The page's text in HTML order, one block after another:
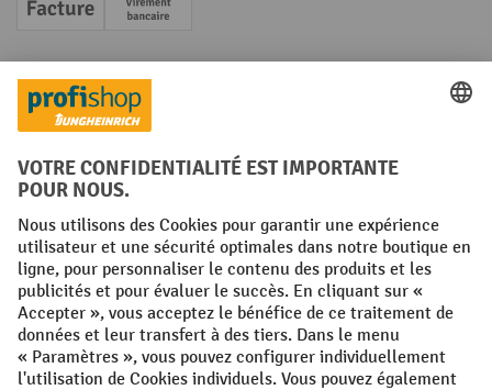
Facture Paiement anticipé
Réseaux sociaux
Facebook
YouTube
LinkedInInstagram
Conditions générales Mentions légales
Protection des Données Politique de cookies
All prices excl. VAT plusshipping costsand possible delivery charges,
if not stated otherwise.